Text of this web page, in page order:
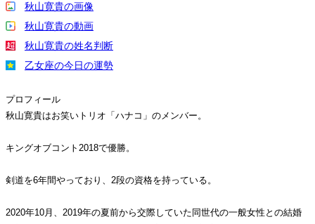
秋山寛貴の画像
秋山寛貴の動画
秋山寛貴の姓名判断
乙女座の今日の運勢
プロフィール
秋山寛貴はお笑いトリオ「ハナコ」のメンバー。
キングオブコント2018で優勝。
剣道を6年間やっており、2段の資格を持っている。
2020年10月、2019年の夏前から交際していた同世代の一般女性との結婚